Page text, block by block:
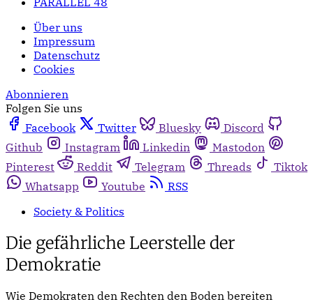
Über uns
Impressum
Datenschutz
Cookies
Abonnieren
Folgen Sie uns
Facebook
Twitter Bluesky
Discord
Github
Instagram Linkedin
Mastodon
Pinterest
Reddit Telegram Threads
Tiktok
Whatsapp
Youtube
RSS
Society & Politics
Die gefährliche Leerstelle der
Demokratie
Wie Demokraten den Rechten den Boden bereiten